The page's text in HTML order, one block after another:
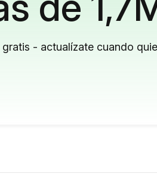
gratis - actualízate cuando